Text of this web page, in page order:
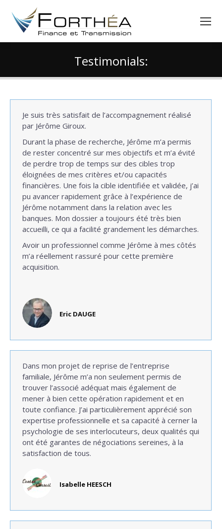
Testimonials:
Vous êtes ici :
Je suis très satisfait de l’accompagnement réalisé
par Jérôme Giroux.
Durant la phase de recherche, Jérôme m’a permis
de rester concentré sur mes objectifs et m’a évité
de perdre trop de temps sur des cibles trop
éloignées de mes critères et/ou capacités
financières. Une fois la cible identifiée et validée, j’ai
pu avancer rapidement grâce à l’expérience de
Jérôme notamment dans la relation avec les
banques. Mon dossier a toujours été très bien
accueilli, ce qui a facilité grandement les démarches.
Avoir un professionnel comme Jérôme à mes côtés
m’a réellement rassuré pour cette première
acquisition.
Eric DAUGE
Dans mon projet de reprise de l’entreprise
familiale, Jérôme m’a non seulement permis de
trouver l’associé adéquat mais également de
mener à bien cette opération rapidement et en
toute confiance. J’ai particulièrement apprécié son
expertise professionnelle et sa capacité à cerner la
psychologie de ses interlocuteurs, deux qualités qui
ont été garantes de négociations sereines, à la
satisfaction de tous.
Isabelle HEESCH